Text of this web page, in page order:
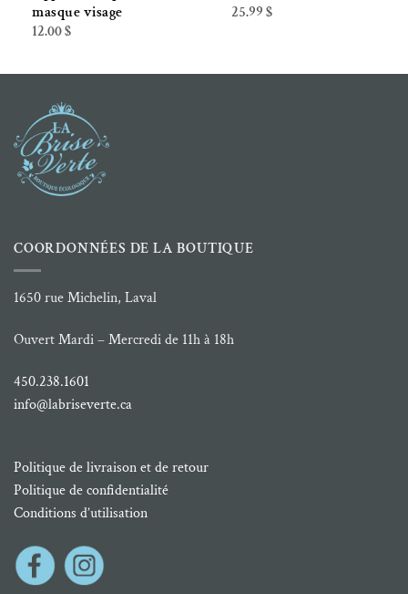
masque visage
12.00$
25.99 $
COORDONNÉES DE LA BOUTIQUE
1650 rue Michelin, Laval
Ouvert Mardi – Mercredi de 11h à 18h
450.238.1601
info@labriseverte.ca
Politique de livraison et de retour
Politique de confidentialité
Conditions d’utilisation